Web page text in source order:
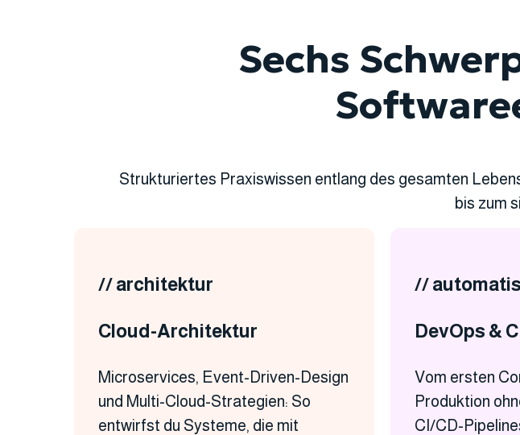
Sechs
Strukturiertes Praxiswissen entlang des gesamten
bis zum
// architektur
Cloud-Architektur
Microservices, Event-Driven-Design
und Multi-Cloud-Strategien: So
entwirfst du Systeme, die mit
//
DevOps &
Vom ersten
Produktion
CI/CD-